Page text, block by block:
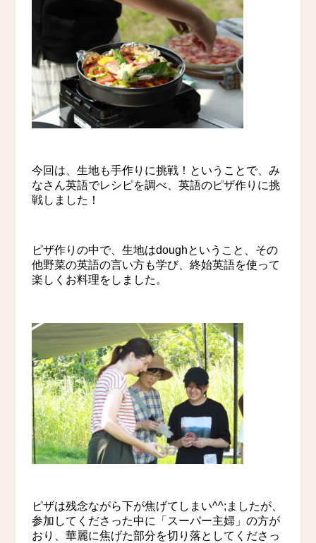
今回は、生地も手作りに挑戦！ということで、み
なさん英語でレシピを調べ、英語のピザ作りに挑
戦しました！
ピザ作りの中で、生地はdoughということ、その
他野菜の英語の言い方も学び、終始英語を使って
楽しくお料理をしました。
ピザは残念ながら下が焦げてしまい^^;ましたが、
参加してくださった中に「スーパー主婦」の方が
おり、華麗に焦げた部分を切り落としてくださっ